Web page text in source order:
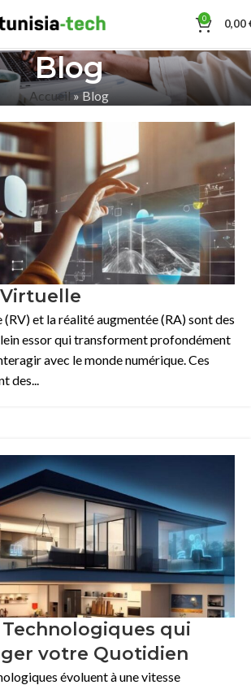
0 0,00
Blog
Accueil » Blog
et la réalité augmentée (RA) sont des
essor qui transforment profondément
avec le monde numérique. Ces
des...
Technologiques qui
votre Quotidien
évoluent à une vitesse